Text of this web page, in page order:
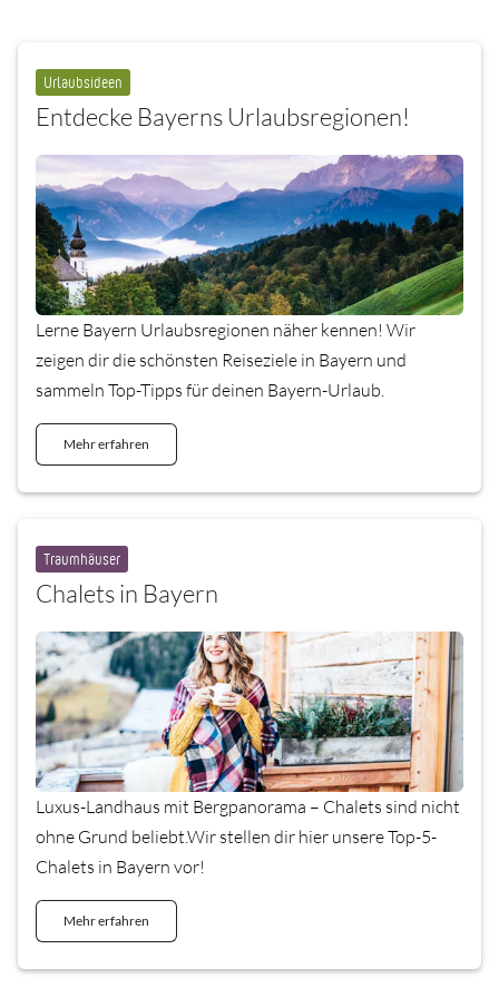
Urlaubsideen
Entdecke Bayerns Urlaubsregionen!
Lerne Bayern Urlaubsregionen näher kennen! Wir
zeigen dir die schönsten Reiseziele in Bayern und
sammeln Top-Tipps für deinen Bayern-Urlaub.
Mehr erfahren
Traumhäuser
Chalets in Bayern
Luxus-Landhaus mit Bergpanorama – Chalets sind nicht
ohne Grund beliebt.Wir stellen dir hier unsere Top-5-
Chalets in Bayern vor!
Mehr erfahren